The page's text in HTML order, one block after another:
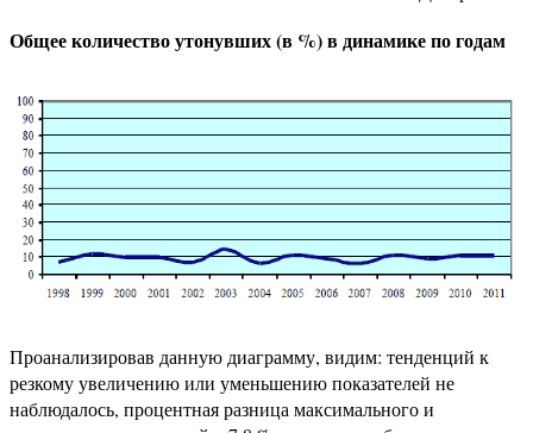
Общее количество утонувших (в %) в динамике по годам
Проанализировав данную диаграмму, видим: тенденций к
резкому увеличению или уменьшению показателей не
наблюдалось, процентная разница максимального и